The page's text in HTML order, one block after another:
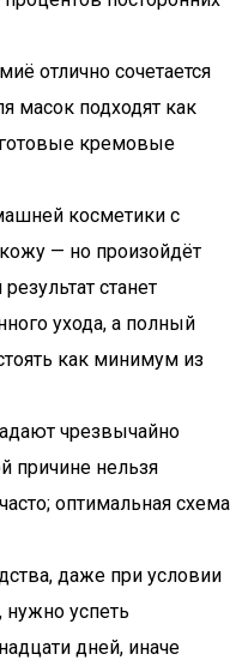
отлично сочетается
масок подходят как
кремовые
косметики с
— но произойдёт
станет
ухода, а полный
как минимум из
чрезвычайно
причине нельзя
оптимальная схема
даже при условии
нужно успеть
дней, иначе